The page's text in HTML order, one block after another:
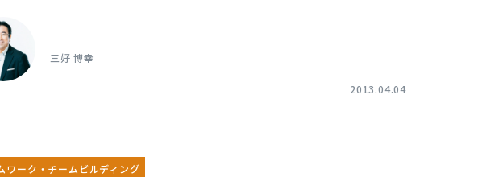
三好 博幸
2013.04.04
ワーク・チームビルディング